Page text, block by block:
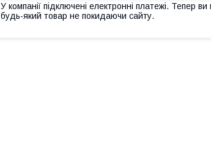
У компанії підключені електронні платежі. Тепер
будь-який товар не покидаючи сайту.